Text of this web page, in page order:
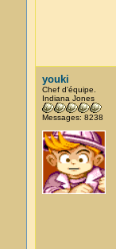
youki
Chef d'équipe.
Indiana Jones
Messages: 8238